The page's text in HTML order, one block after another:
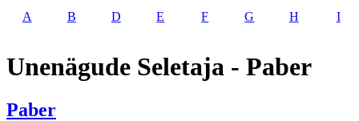
A B D E F G H I
Unenägude Seletaja - Paber
Paber